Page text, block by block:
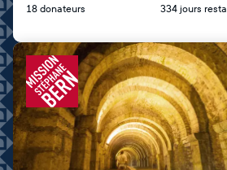
18 donateurs 334 jours